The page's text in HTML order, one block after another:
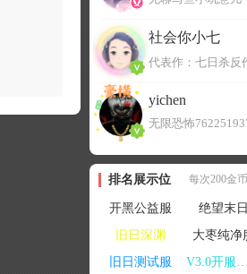
社会你小七
yichen
排名展示位 每次200金
开黑公益服 绝望末日
旧日深渊
大枣纯净
旧日测试服
V3.0开服联机